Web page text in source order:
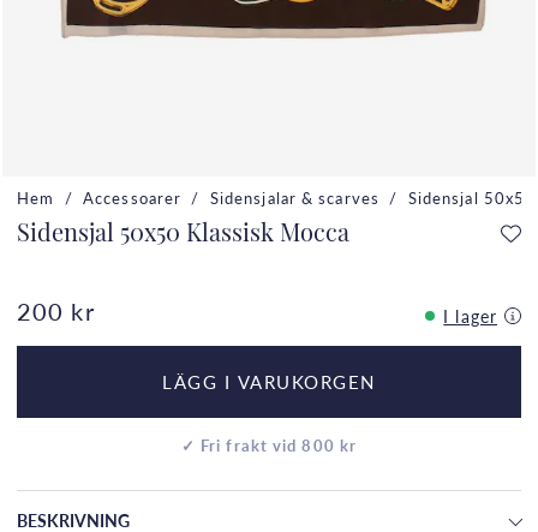
Hem Accessoarer Sidensjalar & scarves Sidensjal
Sidensjal 50x50 Klassisk Mocca
200 kr I lager
LÄGG I VARUKORGEN
✓ Fri frakt vid 800 kr
BESKRIVNING